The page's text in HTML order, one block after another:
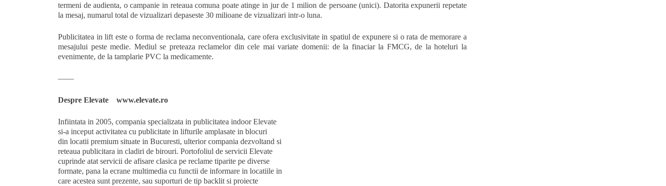
termeni de audienta, o campanie in reteaua comuna poate atinge in jur de 1 milion de persoane (unici). Datorita expunerii repetate
la mesaj, numarul total de vizualizari depaseste 30 milioane de vizualizari intr-o luna.
Publicitatea in lift este o forma de reclama neconventionala, care ofera exclusivitate in spatiul de expunere si o rata de memorare a
mesajului peste medie. Mediul se preteaza reclamelor din cele mai variate domenii: de la finaciar la FMCG, de la hoteluri la
evenimente, de la tamplarie PVC la medicamente.
——
Despre Elevate www.elevate.ro
Infiintata in 2005, compania specializata in publicitatea indoor Elevate
si-a inceput activitatea cu publicitate in lifturile amplasate in blocuri
din locatii premium situate in Bucuresti, ulterior compania dezvoltand si
reteaua publicitara in cladiri de birouri. Portofoliul de servicii Elevate
cuprinde atat servicii de afisare clasica pe reclame tiparite pe diverse
formate, pana la ecrane multimedia cu functii de informare in locatiile in
care acestea sunt prezente, sau suporturi de tip backlit si proiecte